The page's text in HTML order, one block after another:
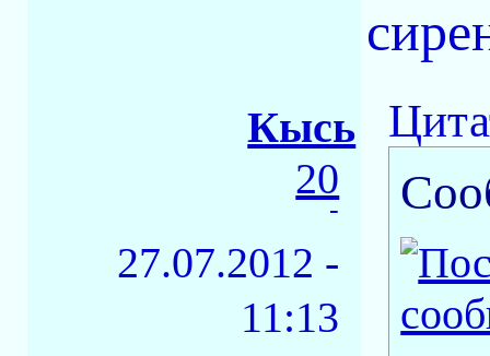
Кысь
20
-
27.07.2012 -
11:13